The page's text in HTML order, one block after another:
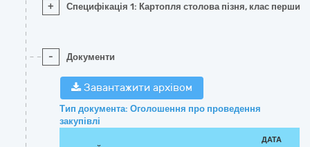
+ Специфікація 1: Картопля столова пізня, клас
- Документи
Завантажити архівом
Тип документа: Оголошення про проведення
закупівлі
ДАТА